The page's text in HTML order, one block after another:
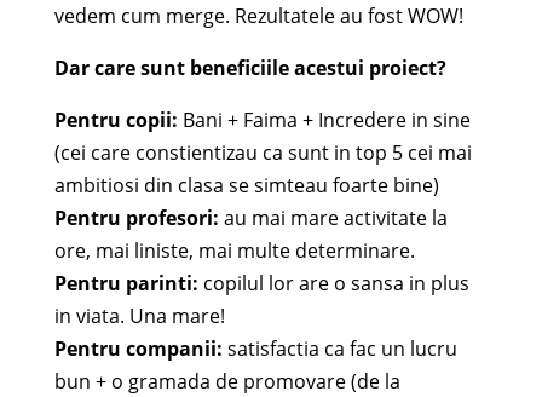
vedem cum merge. Rezultatele au fost WOW!
Dar care sunt beneficiile acestui proiect?
Pentru copii: Bani + Faima + Incredere in sine
(cei care constientizau ca sunt in top 5 cei mai
ambitiosi din clasa se simteau foarte bine)
Pentru profesori: au mai mare activitate la
ore, mai liniste, mai multe determinare.
Pentru parinti: copilul lor are o sansa in plus
in viata. Una mare!
Pentru companii: satisfactia ca fac un lucru
bun + o gramada de promovare (de la